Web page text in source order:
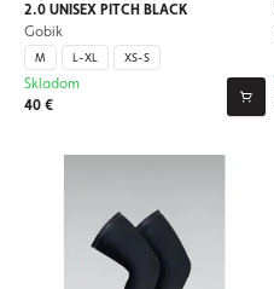
2.0 UNISEX PITCH BLACK
Gobik
M L-XL XS-S
40 €
Skladom